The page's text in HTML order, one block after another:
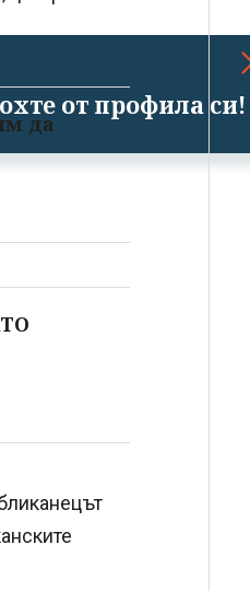
от профила си!
да